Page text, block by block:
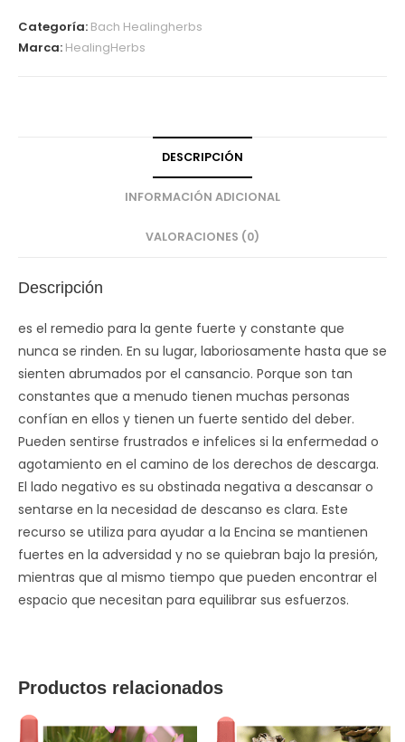
Categoría: Bach Healingherbs
Marca: HealingHerbs
DESCRIPCIÓN
INFORMACIÓN ADICIONAL
VALORACIONES (0)
Descripción
es el remedio para la gente fuerte y constante que
nunca se rinden. En su lugar, laboriosamente hasta que se
sienten abrumados por el cansancio. Porque son tan
constantes que a menudo tienen muchas personas
confían en ellos y tienen un fuerte sentido del deber.
Pueden sentirse frustrados e infelices si la enfermedad o
agotamiento en el camino de los derechos de descarga.
El lado negativo es su obstinada negativa a descansar o
sentarse en la necesidad de descanso es clara. Este
recurso se utiliza para ayudar a la Encina se mantienen
fuertes en la adversidad y no se quiebran bajo la presión,
mientras que al mismo tiempo que pueden encontrar el
espacio que necesitan para equilibrar sus esfuerzos.
Productos relacionados